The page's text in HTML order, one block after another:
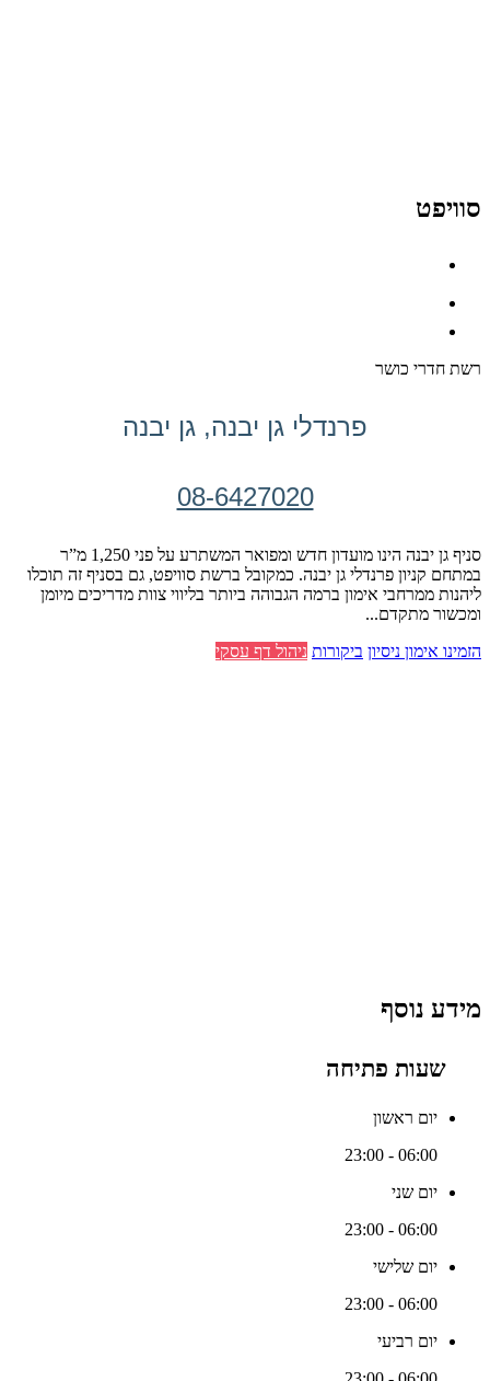
סוויפט
רשת חדרי כושר
פרנדלי גן יבנה, גן יבנה
08-6427020
סניף גן יבנה הינו מועדון חדש ומפואר המשתרע על פני 1,250 מ”ר
במתחם קניון פרנדלי גן יבנה. כמקובל ברשת סוויפט, גם בסניף זה תוכלו
ליהנות ממרחבי אימון ברמה הגבוהה ביותר בליווי צוות מדריכים מיומן
ומכשור מתקדם...
הזמינו אימון ניסיון ביקורות ניהול דף עסקי
מידע נוסף
שעות פתיחה
יום ראשון
06:00 - 23:00
יום שני
06:00 - 23:00
יום שלישי
06:00 - 23:00
יום רביעי